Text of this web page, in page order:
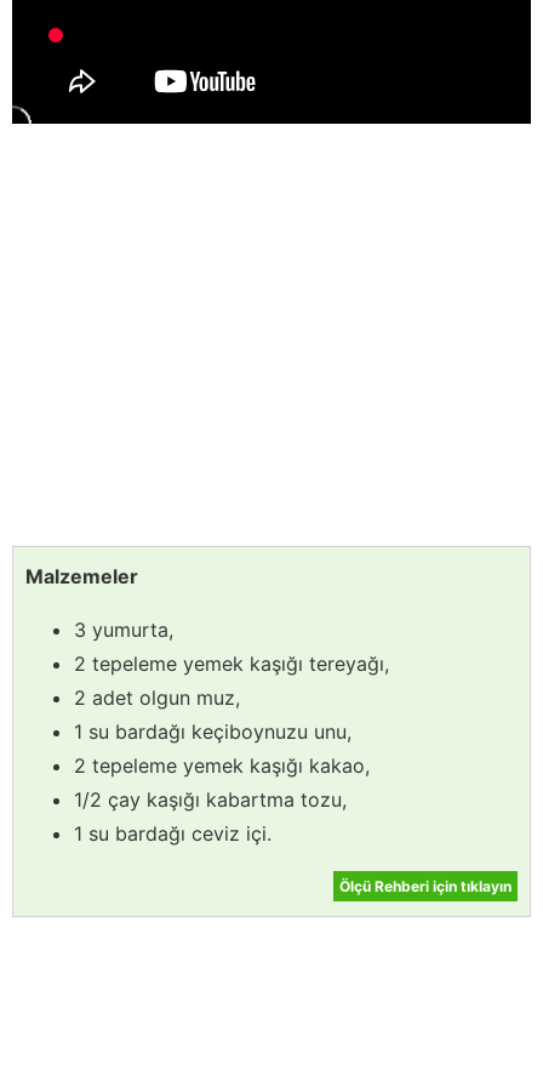
Malzemeler
3 yumurta,
2 tepeleme yemek kaşığı tereyağı,
2 adet olgun muz,
1 su bardağı keçiboynuzu unu,
2 tepeleme yemek kaşığı kakao,
1/2 çay kaşığı kabartma tozu,
1 su bardağı ceviz içi.
Ölçü Rehberi için tıklayın